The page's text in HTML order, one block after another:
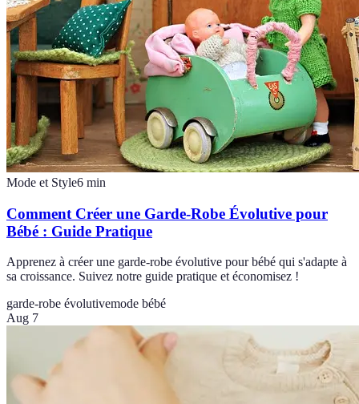
Mode et Style6 min
Comment Créer une Garde-Robe Évolutive pour
Bébé : Guide Pratique
Apprenez à créer une garde-robe évolutive pour bébé qui s'adapte à
sa croissance. Suivez notre guide pratique et économisez !
garde-robe évolutivemode bébé
Aug 7